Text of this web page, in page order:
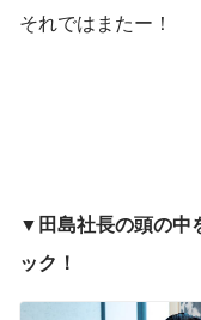
それではまたー！
▼田島社長の頭の中
ック！